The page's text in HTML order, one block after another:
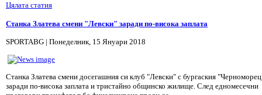
Цялата статия
Станка Златева смени "Левски" заради по-висока заплата
SPORTABG | Понеделник, 15 Януари 2018
Станка Златева смени досегашния си клуб "Левски" с бургаския
заради по-висока заплата и тристайно общинско жилище. След едномесечни